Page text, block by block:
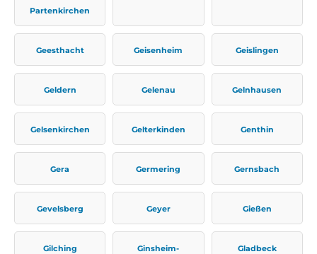
Partenkirchen
Geesthacht Geisenheim Geislingen
Geldern Gelenau Gelnhausen
Gelsenkirchen Gelterkinden Genthin
Gera Germering Gernsbach
Gevelsberg Geyer Gießen
Gilching
Ginsheim-
Gladbeck